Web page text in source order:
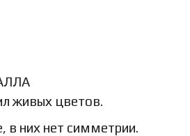
живых цветов.
в них нет симметрии.